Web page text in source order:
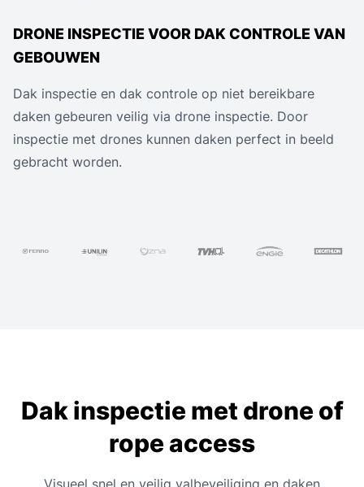
DRONE INSPECTIE VOOR DAK CONTROLE VAN
GEBOUWEN
Dak inspectie en dak controle op niet bereikbare
daken gebeuren veilig via drone inspectie. Door
inspectie met drones kunnen daken perfect in beeld
gebracht worden.
Dak inspectie met drone of
rope access
Visueel snel en veilig valbeveiliging en daken